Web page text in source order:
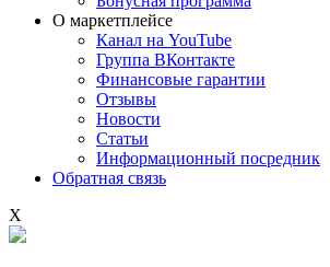
О маркетплейсе
Канал на YouTube
Группа ВКонтакте
Финансовые гарантии
Отзывы
Новости
Статьи
Информационный посредник
Обратная связь
X